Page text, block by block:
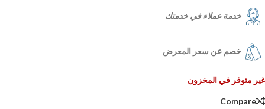
خدمة عملاء في خدمتك
خصم عن سعر المعرض
غير متوفر في المخزون
Compare